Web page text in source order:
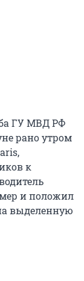
ГУ МВД РФ
рано утром
к
и положил
выделенную